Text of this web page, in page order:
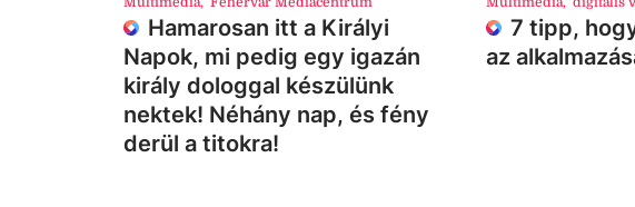
Hamarosan itt a Királyi
Napok, mi pedig egy igazán
király dologgal készülünk
nektek! Néhány nap, és fény
derül a titokra!
7 tipp,
az